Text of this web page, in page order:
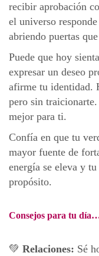
recibir aprobación
el universo
abriendo puertas
Puede que hoy
expresar un deseo
afirme tu identidad.
pero sin
mejor para ti.
Confía en que tu
mayor fuente de
energía se eleva y
propósito.
Consejos para tu
💚 Relaciones: Sé